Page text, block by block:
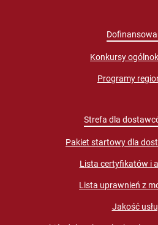
Konkursy
Programy
Strefa dla
Pakiet startowy dla
Lista certyfikatów i
Lista uprawnień z
Jakość